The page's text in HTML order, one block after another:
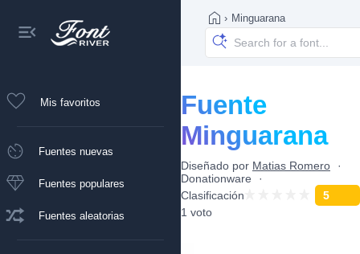
Mis favoritos
Fuentes nuevas
Fuentes populares
Fuentes aleatorias
› Minguarana
Fuente
Minguarana
Diseñado por Matias Romero
Donationware
Clasificación
5
1 voto